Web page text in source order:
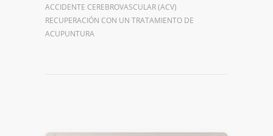
ACCIDENTE CEREBROVASCULAR (ACV)
RECUPERACIÓN CON UN TRATAMIENTO DE
ACUPUNTURA